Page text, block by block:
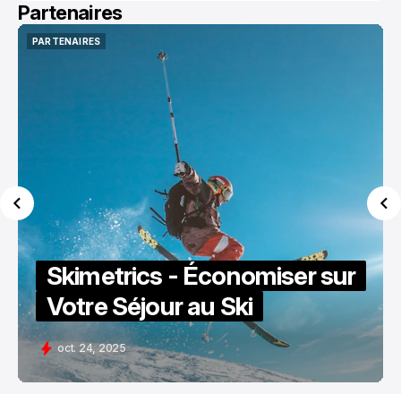
Partenaires
PARTENAIRES
Skimetrics - Économiser sur
Votre Séjour au Ski
oct. 24, 2025